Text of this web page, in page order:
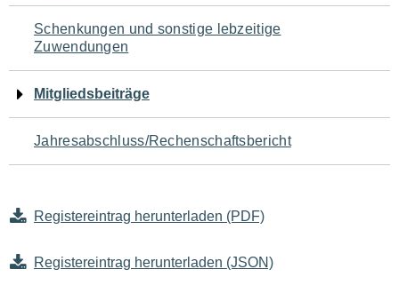
Schenkungen und sonstige lebzeitige
Zuwendungen
Mitgliedsbeiträge
Jahresabschluss/Rechenschaftsbericht
Registereintrag herunterladen (PDF)
Registereintrag herunterladen (JSON)